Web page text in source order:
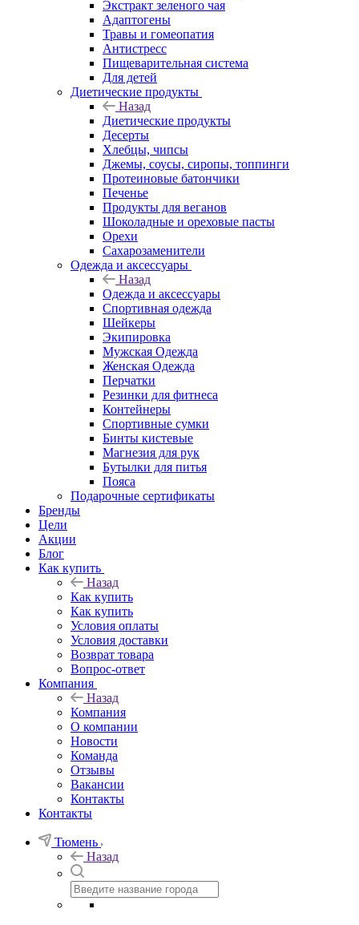
Экстракт зеленого чая
Адаптогены
Травы и гомеопатия
Антистресс
Пищеварительная система
Для детей
Диетические продукты
Назад
Диетические продукты
Десерты
Хлебцы, чипсы
Джемы, соусы, сиропы, топпинги
Протеиновые батончики
Печенье
Продукты для веганов
Шоколадные и ореховые пасты
Орехи
Сахарозаменители
Одежда и аксессуары
Назад
Одежда и аксессуары
Спортивная одежда
Шейкеры
Экипировка
Мужская Одежда
Женская Одежда
Перчатки
Резинки для фитнеса
Контейнеры
Спортивные сумки
Бинты кистевые
Магнезия для рук
Бутылки для питья
Пояса
Подарочные сертификаты
Бренды
Цели
Акции
Блог
Как купить
Назад
Как купить
Как купить
Условия оплаты
Условия доставки
Возврат товара
Вопрос-ответ
Компания
Назад
Компания
О компании
Новости
Команда
Отзывы
Вакансии
Контакты
Контакты
Тюмень
Назад